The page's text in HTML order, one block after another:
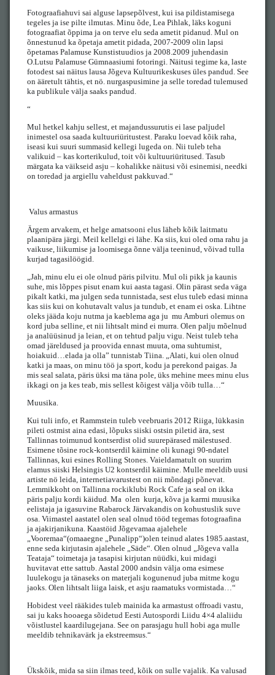
Fotograafiahuvi sai alguse lapsepõlvest, kui isa pildistamisega
tegeles ja ise pilte ilmutas. Minu õde, Lea Pihlak, läks koguni
fotograafiat õppima ja on terve elu seda ametit pidanud. Mul on
õnnestunud ka õpetaja ametit pidada, 2007-2009 olin lapsi
õpetamas Palamuse Kunstistuudios ja 2008.2009 juhendasin
O.Lutsu Palamuse Gümnaasiumi fotoringi. Näitusi tegime ka, laste
fotodest sai näitus lausa Jõgeva Kultuurikeskuses üles pandud. See
on ääretult tähtis, et nö. nurgaspusimine ja selle toredad tulemused
ka publikule välja saaks pandud.
“
Mul hetkel kahju sellest, et majandussurutis ei lase paljudel
inimestel osa saada kultuuriüritustest. Paraku loevad kõik raha,
iseasi kui suuri summasid kellegi lugeda on. Nii tuleb teha
valikuid – kas korterikulud, toit või kultuuriüritused. Tasub
märgata ka väikseid asju – kohalikke näitusi või esinemisi, needki
on toredad ja argiellu vaheldust pakkuvad.“
Valus armastus
Ärgem arvakem, et helge amatsooni elus läheb kõik laitmatu
plaanipära järgi. Meil kellelgi ei lähe. Ka siis, kui oled oma rahu ja
vaikuse, liikumise ja loomisega õnne välja teeninud, võivad tulla
kurjad tagasilöögid.
„Jah, minu elu ei ole olnud päris pilvitu. Mul oli pikk ja kaunis
suhe, mis lõppes pisut enam kui aasta tagasi. Olin pärast seda väga
pikalt katki, ma julgen seda tunnistada, sest elus tuleb edasi minna
kas siis kui on kohutavalt valus ja tundub, et enam ei oska. Lihtne
oleks jääda koju nutma ja kaeblema aga ju mu Amburi olemus on
kord juba selline, et nii lihtsalt mind ei murra. Olen palju mõelnud
ja analüüsinud ja leian, et on tehtud palju vigu. Neist tuleb teha
omad järeldused ja proovida ennast muuta, oma suhtumist,
hoiakuid…elada ja olla” tunnistab Tiina. „Alati, kui olen olnud
katki ja maas, on minu töö ja sport, kodu ja perekond paigas. Ja
mis seal salata, päris üksi ma täna pole, üks mehine mees minu elus
ikkagi on ja kes teab, mis sellest kõigest välja võib tulla…“
Muusika.
Kui tuli info, et Rammstein tuleb veebruaris 2012 Riiga, lükkasin
pileti ostmist aina edasi, lõpuks siiski ostsin piletid ära, sest
Tallinnas toimunud kontserdist olid suurepärased mälestused.
Esimene tõsine rock-kontserdil käimine oli kunagi 90-ndatel
Tallinnas, kui esines Rolling Stones. Vaieldamatult on suurim
elamus siiski Helsingis U2 kontserdil käimine. Mulle meeldib uusi
artiste nö leida, internetiavarustest on nii mõndagi põnevat.
Lemmikkoht on Tallinna rockiklubi Rock Cafe ja seal on ikka
päris palju kordi käidud. Ma olen kurja, kõva ja karmi muusika
eelistaja ja igasuvine Rabarock Järvakandis on kohustuslik suve
osa. Viimastel aastatel olen seal olnud tööd tegemas fotograafina
ja ajakirjanikuna. Kaastöid Jõgevamaa ajalehele
„Vooremaa“(omaaegne „Punalipp“)olen teinud alates 1985.aastast,
enne seda kirjutasin ajalehele „Säde“. Olen olnud „Jõgeva valla
Teataja“ toimetaja ja tasapisi kirjutan nüüdki, kui midagi
huvitavat ette sattub. Aastal 2000 andsin välja oma esimese
luulekogu ja tänaseks on materjali kogunenud juba mitme kogu
jaoks. Olen lihtsalt liiga laisk, et asju raamatuks vormistada…“
Hobidest veel rääkides tuleb mainida ka armastust offroadi vastu,
sai ju kaks hooaega sõidetud Eesti Autospordi Liidu 4×4 alaliidu
võistlustel kaardilugejana. See on parasjagu hull hobi aga mulle
meeldib tehnikavärk ja ekstreemsus.“
Ükskõik, mida sa siin ilmas teed, kõik on sulle vajalik. Ka valusad